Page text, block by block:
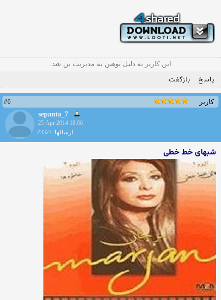
این کاربر به دلیل توهین به مدیریت بن شد.
پاسخ بازگفت
کاربر
#6
sepanta_7
25 Apr 2014 18:06
ارسالها: 23327
شبهای خط خطی